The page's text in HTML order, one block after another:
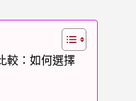
較：如何選擇